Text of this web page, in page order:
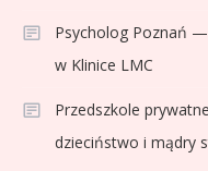
Psycholog Poznań
w Klinice LMC
Przedszkole
dzieciństwo i mądry